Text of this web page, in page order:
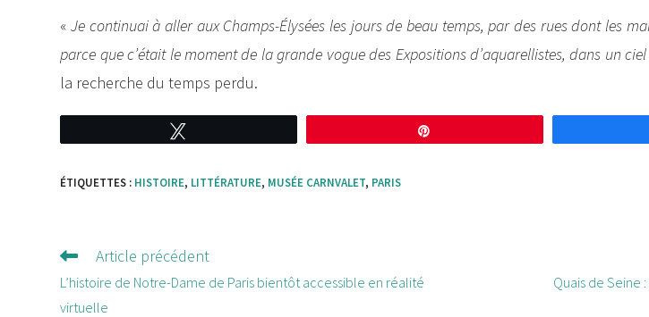
« Je continuai à aller aux Champs-Élysées les jours de beau temps, par des rues dont les
parce que c’était le moment de la grande vogue des Expositions d’aquarellistes, dans un
la recherche du temps perdu.
ÉTIQUETTES : HISTOIRE, LITTÉRATURE, MUSÉE CARNVALET, PARIS
Lire
d'autres
articles
Article précédent
L’histoire de Notre-Dame de Paris bientôt accessible en réalité
virtuelle
Quais de Seine